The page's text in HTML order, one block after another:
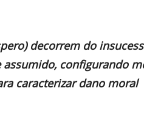
decorrem do
configurando
caracterizar dano moral